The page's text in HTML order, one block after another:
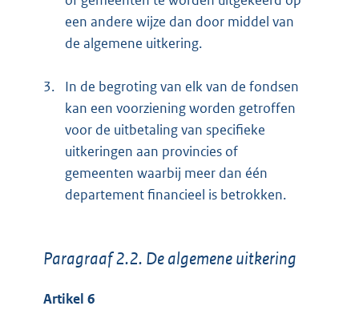
een andere wijze dan door middel van
de algemene uitkering.
3.
In de begroting van elk van de fondsen
kan een voorziening worden getroffen
voor de uitbetaling van specifieke
uitkeringen aan provincies of
gemeenten waarbij meer dan één
departement financieel is betrokken.
Paragraaf 2.2. De algemene uitkering
Artikel 6